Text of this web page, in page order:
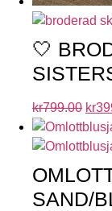
🤍
kr799.00 kr
SAND/